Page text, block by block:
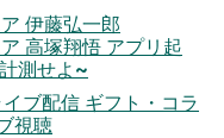
伊藤弘一郎
高塚翔悟 アプリ起
測せよ~
ブ配信 ギフト・コラ
視聴